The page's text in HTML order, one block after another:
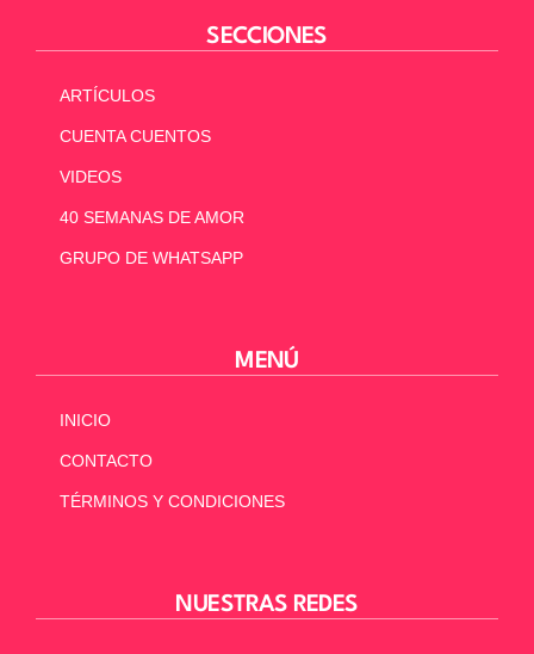
SECCIONES
ARTÍCULOS
CUENTA CUENTOS
VIDEOS
40 SEMANAS DE AMOR
GRUPO DE WHATSAPP
MENÚ
INICIO
CONTACTO
TÉRMINOS Y CONDICIONES
NUESTRAS REDES